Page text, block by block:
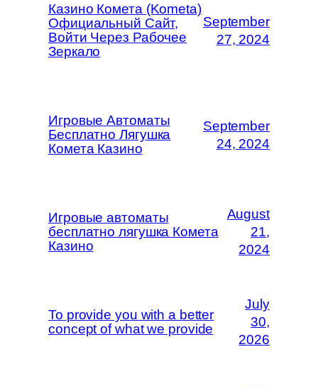
Казино Комета (Kometa)
Официальный Сайт,
Войти Через Рабочее
Зеркало
September
27, 2024
Игровые Автоматы
Бесплатно Лягушка
Комета Казино
September
24, 2024
Игровые автоматы
бесплатно лягушка Комета
Казино
August
21,
2024
To provide you with a better
concept of what we provide
July
30,
2026